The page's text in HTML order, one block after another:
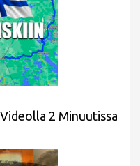
2 Minuutissa